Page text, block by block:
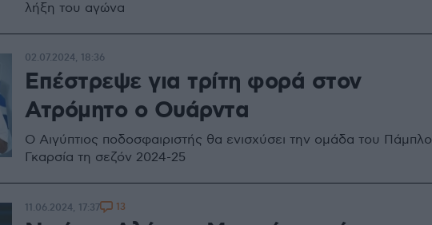
λήξη του αγώνα
Επέστρεψε για τρίτη φορά στον
Ατρόμητο ο Ουάρντα
Ο Αιγύπτιος ποδοσφαιριστής θα ενισχύσει την ομάδα του Πάμπλο
Γκαρσία τη σεζόν 2024-25
02.07.2024, 18:36
11.06.2024, 17:37 13